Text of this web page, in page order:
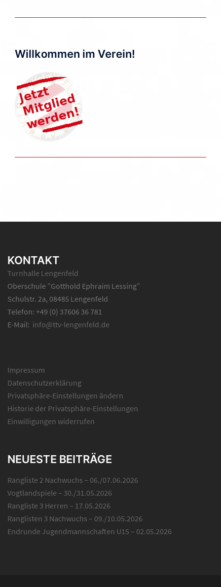
Willkommen im Verein!
KONTAKT
Turnhalle Lengenfeld
Oberschule ”Gotthold Ephraim Lessing”
Schulstr. 2a, 08485 Lengenfeld
Telefon: +49 (0) 37606 36 781
E-Mail: info@ttv-lengenfeld.de
Impressum
Datenschutzerklärung
Privatsphäre-Einstellungen ändern
Historie der Privatsphäre-Einstellungen
Einwilligungen widerrufen
NEUESTE BEITRÄGE
Rangliste 2 Nachwuchs – 06./07.06.2026
Vogtlandspiele – 30./31.05.2026
Rangliste 3 Herren – 17.05.2026
Ranglisten 3 Nachwuchs – 09./10.05.2026
Endrunde Jugendmannschaften U15 – 02.05.2026